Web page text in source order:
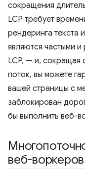
сокращения
LCP требует
рендеринга текста
являются частыми
LCP, — и, сокращая
поток, вы можете
вашей страницы с
заблокирован
бы выполнить веб-
веб-воркеров